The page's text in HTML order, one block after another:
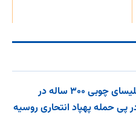
تخریب کلیسای چوبی ۳۰۰ ساله در
پی حمله پهپاد انتحاری روسیه